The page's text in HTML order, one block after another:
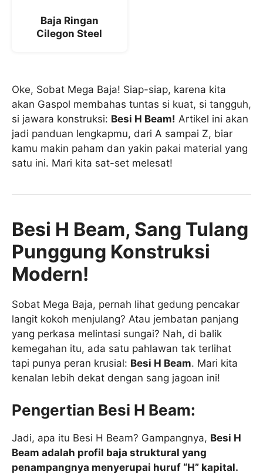
Baja Ringan
Cilegon Steel
Oke, Sobat Mega Baja! Siap-siap, karena kita
akan Gaspol membahas tuntas si kuat, si tangguh,
si jawara konstruksi: Besi H Beam! Artikel ini akan
jadi panduan lengkapmu, dari A sampai Z, biar
kamu makin paham dan yakin pakai material yang
satu ini. Mari kita sat-set melesat!
Besi H Beam, Sang Tulang
Punggung Konstruksi
Modern!
Sobat Mega Baja, pernah lihat gedung pencakar
langit kokoh menjulang? Atau jembatan panjang
yang perkasa melintasi sungai? Nah, di balik
kemegahan itu, ada satu pahlawan tak terlihat
tapi punya peran krusial: Besi H Beam. Mari kita
kenalan lebih dekat dengan sang jagoan ini!
Pengertian Besi H Beam:
Jadi, apa itu Besi H Beam? Gampangnya, Besi H
Beam adalah profil baja struktural yang
penampangnya menyerupai huruf “H” kapital.